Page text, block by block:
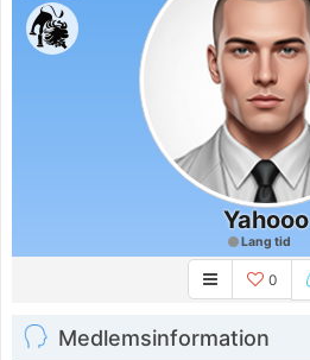
Yahooo
Lang tid
0
Medlemsinformation